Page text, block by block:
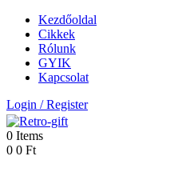
Kezdőoldal
Cikkek
Rólunk
GYIK
Kapcsolat
Login /Register
0 Items
0 0 Ft